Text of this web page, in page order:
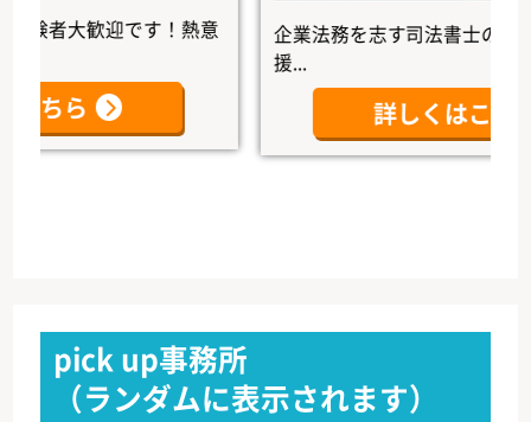
大歓迎です！熱意
企業法務を志す司法書士の未来を
詳しくはこちら
pick up事務所
（ランダムに表示されます）